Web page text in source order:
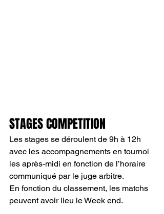
STAGES COMPETITION
Les stages se déroulent de 9h à 12h
avec les accompagnements en tournoi
les après-midi en fonction de l’horaire
communiqué par le juge arbitre.
En fonction du classement, les matchs
peuvent avoir lieu le Week end.